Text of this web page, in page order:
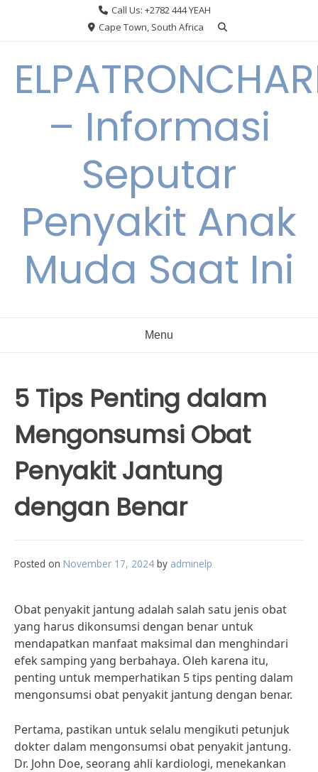
Call Us: +2782 444 YEAH
Cape Town, South Africa
– Informasi
Seputar
Penyakit Anak
Muda Saat Ini
Menu
5 Tips Penting dalam
Mengonsumsi Obat
Penyakit Jantung
dengan Benar
Posted on November 17, 2024 by adminelp
Obat penyakit jantung adalah salah satu jenis obat
yang harus dikonsumsi dengan benar untuk
mendapatkan manfaat maksimal dan menghindari
efek samping yang berbahaya. Oleh karena itu,
penting untuk memperhatikan 5 tips penting dalam
mengonsumsi obat penyakit jantung dengan benar.
Pertama, pastikan untuk selalu mengikuti petunjuk
dokter dalam mengonsumsi obat penyakit jantung.
Dr. John Doe, seorang ahli kardiologi, menekankan